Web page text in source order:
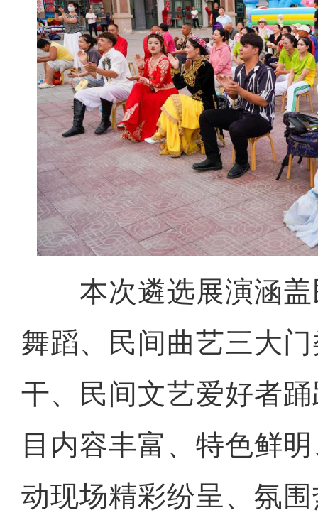
本次遴选展演涵盖
舞蹈、民间曲艺三大
干、民间文艺爱好者
目内容丰富、特色鲜
动现场精彩纷呈、氛